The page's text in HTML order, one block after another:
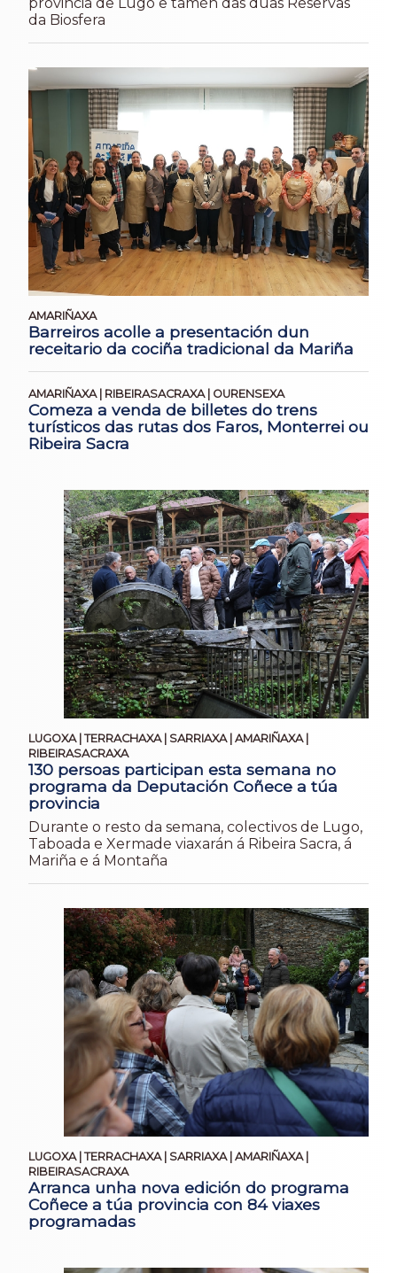
provincia de Lugo e tamén das dúas Reservas
da Biosfera
AMARIÑAXA
Barreiros acolle a presentación dun
receitario da cociña tradicional da Mariña
AMARIÑAXA | RIBEIRASACRAXA | OURENSEXA
Comeza a venda de billetes do trens
turísticos das rutas dos Faros, Monterrei ou
Ribeira Sacra
LUGOXA | TERRACHAXA | SARRIAXA | AMARIÑAXA |
RIBEIRASACRAXA
130 persoas participan esta semana no
programa da Deputación Coñece a túa
provincia
Durante o resto da semana, colectivos de Lugo,
Taboada e Xermade viaxarán á Ribeira Sacra, á
Mariña e á Montaña
LUGOXA | TERRACHAXA | SARRIAXA | AMARIÑAXA |
RIBEIRASACRAXA
Arranca unha nova edición do programa
Coñece a túa provincia con 84 viaxes
programadas